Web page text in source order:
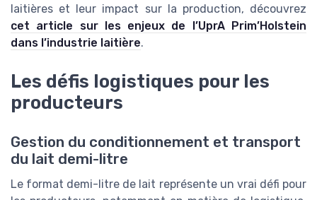
laitières et leur impact sur la production, découvrez
cet article sur les enjeux de l’UprA Prim’Holstein
dans l’industrie laitière.
Les défis logistiques pour les
producteurs
Gestion du conditionnement et transport
du lait demi-litre
Le format demi-litre de lait représente un vrai défi pour